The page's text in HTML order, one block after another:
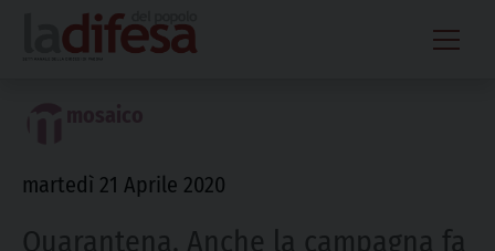
content
martedì 21 Aprile 2020
Quarantena. Anche la campagna fa